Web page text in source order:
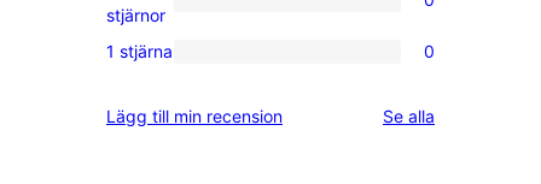
stjärniga
recensioner
0
2-
recensioner
stjärnor
stjärniga
1 stjärna 0
Lägg till min recension Se alla